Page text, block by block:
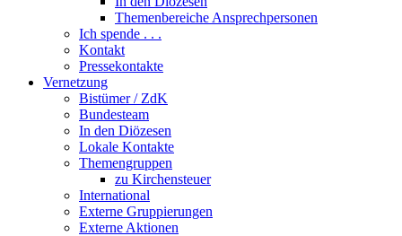
Themenbereiche Ansprechpersonen
Ich spende . . .
Kontakt
Pressekontakte
Vernetzung
Bistümer / ZdK
Bundesteam
In den Diözesen
Lokale Kontakte
Themengruppen
zu Kirchensteuer
International
Externe Gruppierungen
Externe Aktionen